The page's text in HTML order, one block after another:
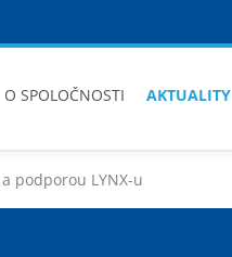
O SPOLOČNOSTI AKTUALITY
podporou LYNX-u